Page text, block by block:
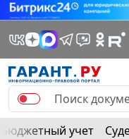
Бюджетный учет